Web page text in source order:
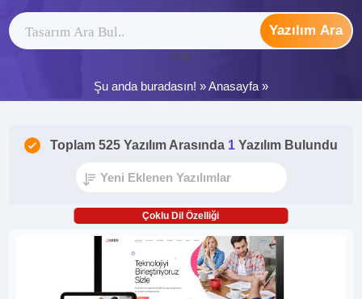
Yazılım Ara
ytag
Şu anda buradasın! »Anasayfa »
Toplam 525 Yazılım Arasında 1 Yazılım Bulundu
Çoklu Dil Özelliği